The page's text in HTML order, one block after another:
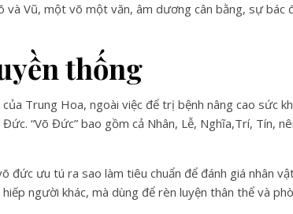
Vũ, một võ một văn, âm dương cân bằng, sự bác
thống
Trung Hoa, ngoài việc để trị bệnh nâng cao sức
“Võ Đức” bao gồm cả Nhân, Lễ, Nghĩa,Trí, Tín,
đức ưu tú ra sao làm tiêu chuẩn để đánh giá nhân
người khác, mà dùng để rèn luyện thân thể và